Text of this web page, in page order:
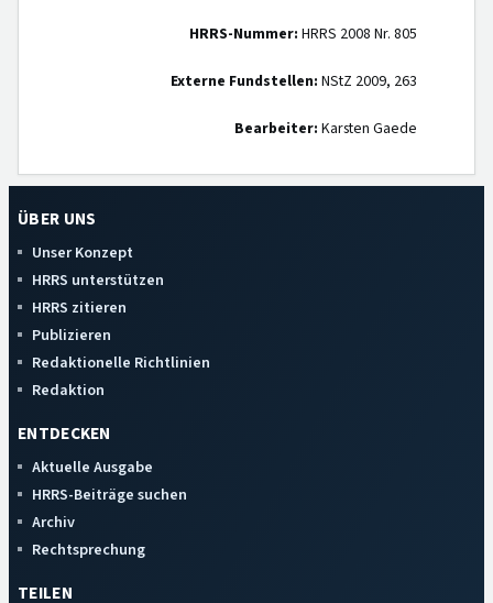
HRRS-Nummer: HRRS 2008 Nr. 805
Externe Fundstellen: NStZ 2009, 263
Bearbeiter: Karsten Gaede
ÜBER UNS
Unser Konzept
HRRS unterstützen
HRRS zitieren
Publizieren
Redaktionelle Richtlinien
Redaktion
ENTDECKEN
Aktuelle Ausgabe
HRRS-Beiträge suchen
Archiv
Rechtsprechung
TEILEN